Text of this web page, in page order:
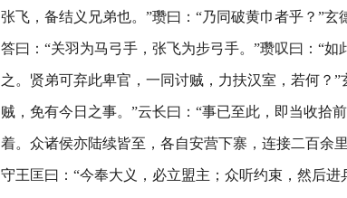
张飞，备结义兄弟也。”瓒曰：“乃同破黄巾者乎？”
答曰：“关羽为马弓手，张飞为步弓手。”瓒叹曰：“
之。贤弟可弃此卑官，一同讨贼，力扶汉室，若何？
贼，免有今日之事。”云长曰：“事已至此，即当收拾
着。众诸侯亦陆续皆至，各自安营下寨，连接二百余
守王匡曰：“今奉大义，必立盟主；众听约束，然后